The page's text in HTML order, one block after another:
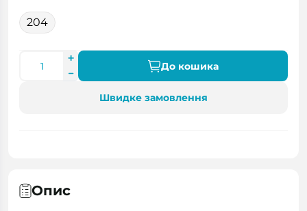
204
До кошика
Швидке замовлення
Опис